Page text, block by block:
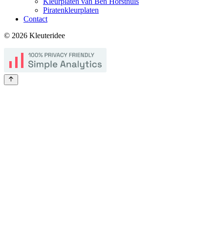
Piratenkleurplaten
Contact
© 2026 Kleuteridee